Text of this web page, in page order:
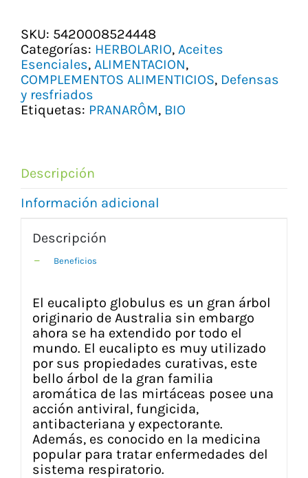
BIO
PRANAROM
cantidad
SKU: 5420008524448
Categorías: HERBOLARIO, Aceites
Esenciales, ALIMENTACION,
COMPLEMENTOS ALIMENTICIOS, Defensas
y resfriados
Etiquetas: PRANARÔM, BIO
Descripción
Información adicional
Descripción
Beneficios
El eucalipto globulus es un gran árbol
originario de Australia sin embargo
ahora se ha extendido por todo el
mundo. El eucalipto es muy utilizado
por sus propiedades curativas, este
bello árbol de la gran familia
aromática de las mirtáceas posee una
acción antiviral, fungicida,
antibacteriana y expectorante.
Además, es conocido en la medicina
popular para tratar enfermedades del
sistema respiratorio.